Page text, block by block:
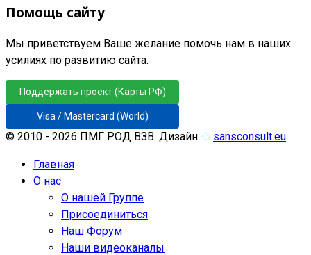
Помощь сайту
Мы приветствуем Ваше желание помочь нам в наших
усилиях по развитию сайта.
Поддержать проект (Карты РФ)
Visa / Mastercard (World)
© 2010 - 2026 ПМГ РОД ВЗВ. Дизайн ♲ sansconsult.eu
Главная
О нас
О нашей Группе
Присоединиться
Наш Форум
Наши видеоканалы